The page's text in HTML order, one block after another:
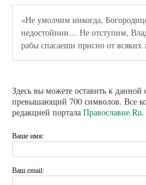
«Не умолчим никогда,
недостойнии… Не отступим,
рабы спасаеши присно от
Здесь вы можете оставить к данной
превышающий 700 символов. Все
редакцией портала Православие.Ru.
Ваше имя:
Ваш email: